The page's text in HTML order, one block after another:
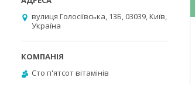
вулиця Голосіївська, 13Б, 03039, Київ,
Україна
Cто п'ятсот вітамінів